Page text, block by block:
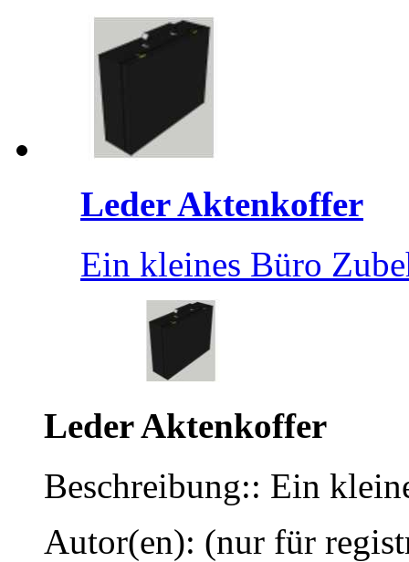
Leder Aktenkoffer
Ein kleines Büro
Leder Aktenkoffer
Beschreibung:: Ein
Autor(en): (nur für